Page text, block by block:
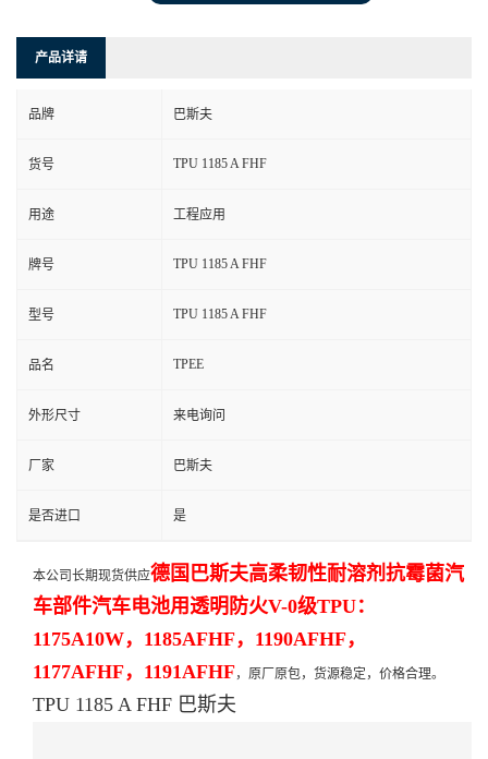
产品详请
品牌 巴斯夫
货号 TPU 1185 A FHF
用途 工程应用
牌号 TPU 1185 A FHF
型号 TPU 1185 A FHF
品名 TPEE
外形尺寸 来电询问
厂家 巴斯夫
是否进口 是
本公司长期现货供应德国巴斯夫高柔韧性耐溶剂抗霉菌汽
车部件汽车电池用透明防火V-0级TPU：
1175A10W，1185AFHF，1190AFHF，
1177AFHF，1191AFHF，原厂原包，货源稳定，价格合理。
TPU 1185 A FHF 巴斯夫